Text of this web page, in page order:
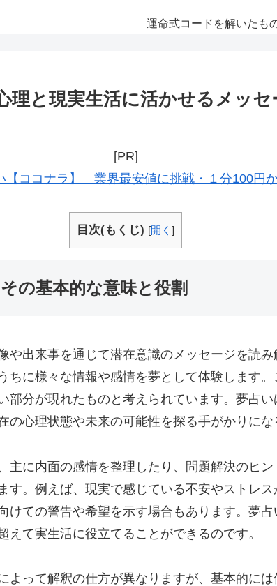
運命式コードを解いたも
理と現実生活に活かせるメッセ
[PR]
【ココナラ】 業界最安値に挑戦・１分100円
目次(もくじ) [開く ]
の基本的な意味と役割
や出来事を通じて潜在意識のメッセージを読
ちに様々な情報や感情を夢として体験します
部分が現れたものと考えられています。夢占
の心理状態や未来の可能性を探る手がかりにな
主に内面の感情を整理したり、問題解決のヒ
す。例えば、現実で感じている不安やストレス
けての警告や希望を示す場合もあります。夢
えて実生活に役立てることができるのです。
よって解釈の仕方が異なりますが、基本的に